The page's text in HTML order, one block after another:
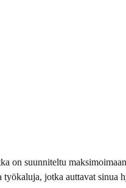
on suunniteltu
jotka auttavat sinua